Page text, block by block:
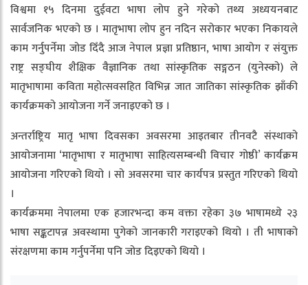
विश्वमा १५ दिनमा दुईवटा भाषा लोप हुने गरेको तथ्य अध्ययनबाट
सार्वजनिक भएको छ । मातृभाषा लोप हुन नदिन सरोकार भएका निकायले
काम गर्नुपर्नेमा जोड दिँदै आज नेपाल प्रज्ञा प्रतिष्ठान, भाषा आयोग र संयुक्त
राष्ट्र सङ्घीय शैक्षिक वैज्ञानिक तथा सांस्कृतिक सङ्गठन (युनेस्को) ले
मातृभाषामा कविता महोत्सवसहित विभिन्न जात जातिका सांस्कृतिक झाँकी
कार्यक्रमको आयोजना गर्ने जनाइएको छ ।
अन्तर्राष्ट्रिय मातृ भाषा दिवसका अवसरमा आइतबार तीनवटै संस्थाको
आयोजनामा ‘मातृभाषा र मातृभाषा साहित्यसम्बन्धी विचार गोष्ठी’ कार्यक्रम
आयोजना गरिएको थियो । सो अवसरमा चार कार्यपत्र प्रस्तुत गरिएको थियो
।
कार्यक्रममा नेपालमा एक हजारभन्दा कम वक्ता रहेका ३७ भाषामध्ये २३
भाषा सङ्कटापन्न अवस्थामा पुगेको जानकारी गराइएको थियो । ती भाषाको
संरक्षणमा काम गर्नुपर्नेमा पनि जोड दिइएको थियो ।